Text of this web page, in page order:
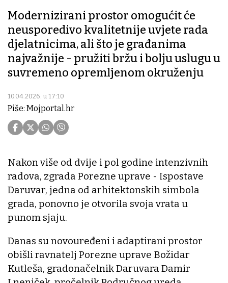
Modernizirani prostor omogućit će
neusporedivo kvalitetnije uvjete rada
djelatnicima, ali što je građanima
najvažnije - pružiti bržu i bolju uslugu u
suvremeno opremljenom okruženju
10.04.2026. u 17:10
Piše: Mojportal.hr
Nakon više od dvije i pol godine intenzivnih
radova, zgrada Porezne uprave - Ispostave
Daruvar, jedna od arhitektonskih simbola
grada, ponovno je otvorila svoja vrata u
punom sjaju.
Danas su novouređeni i adaptirani prostor
obišli ravnatelj Porezne uprave Božidar
Kutleša, gradonačelnik Daruvara Damir